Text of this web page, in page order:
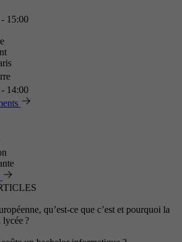
15:00
14:00
qu’est-ce que c’est et pourquoi la
lycée ?